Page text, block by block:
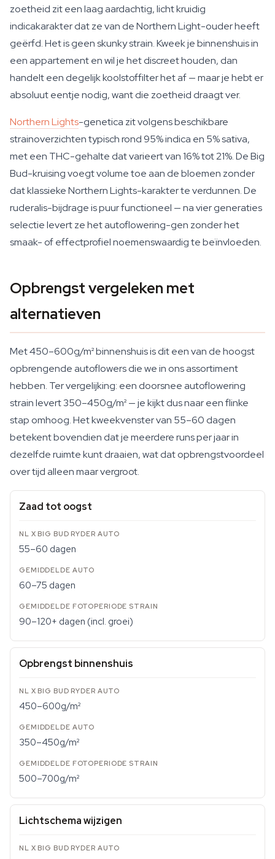
zoetheid zit een laag aardachtig, licht kruidig
indicakarakter dat ze van de Northern Light-ouder heeft
geërfd. Het is geen skunky strain. Kweek je binnenshuis in
een appartement en wil je het discreet houden, dan
handelt een degelijk koolstoffilter het af — maar je hebt er
absoluut eentje nodig, want die zoetheid draagt ver.
Northern Lights-genetica zit volgens beschikbare
strainoverzichten typisch rond 95% indica en 5% sativa,
met een THC-gehalte dat varieert van 16% tot 21%. De Big
Bud-kruising voegt volume toe aan de bloemen zonder
dat klassieke Northern Lights-karakter te verdunnen. De
ruderalis-bijdrage is puur functioneel — na vier generaties
selectie levert ze het autoflowering-gen zonder het
smaak- of effectprofiel noemenswaardig te beïnvloeden.
Opbrengst vergeleken met
alternatieven
Met 450–600g/m² binnenshuis is dit een van de hoogst
opbrengende autoflowers die we in ons assortiment
hebben. Ter vergelijking: een doorsnee autoflowering
strain levert 350–450g/m² — je kijkt dus naar een flinke
stap omhoog. Het kweekvenster van 55–60 dagen
betekent bovendien dat je meerdere runs per jaar in
dezelfde ruimte kunt draaien, wat dat opbrengstvoordeel
over tijd alleen maar vergroot.
Zaad tot oogst
55–60 dagen
60–75 dagen
90–120+ dagen (incl. groei)
Opbrengst binnenshuis
450–600g/m²
350–450g/m²
500–700g/m²
Lichtschema wijzigen